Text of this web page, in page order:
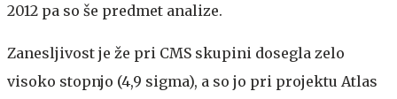
2012 pa so še predmet analize.
Zanesljivost je že pri CMS skupini dosegla zelo
visoko stopnjo (4,9 sigma), a so jo pri projektu Atlas